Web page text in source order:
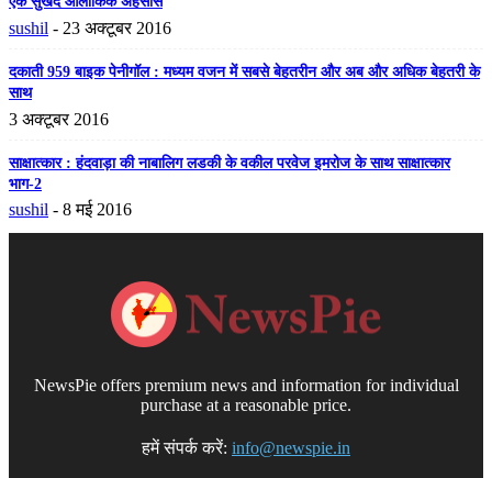
sushil - 23 अक्टूबर 2016
दकाती 959 बाइक पेनीगॉल : मध्यम वजन में सबसे बेहतरीन और अब और अधिक बेहतरी के
साथ
3 अक्टूबर 2016
साक्षात्‍कार : हंदवाड़ा की नाबालिग लडकी के वकील परवेज इमरोज के साथ साक्षात्‍कार
भाग-2
sushil - 8 मई 2016
NewsPie offers premium news and information for individual
purchase at a reasonable price.
हमें संपर्क करें: info@newspie.in